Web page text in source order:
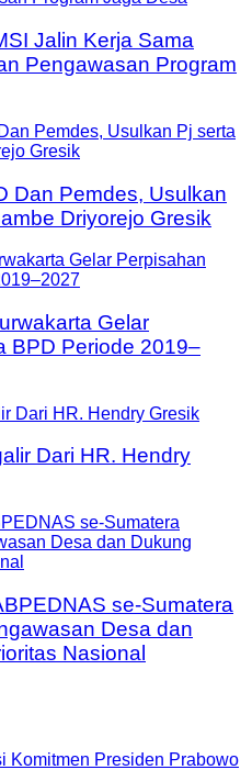
Jalin Kerja Sama
Pengawasan Program
Dan Pemdes, Usulkan
Driyorejo Gresik
Gelar
BPD Periode 2019–
Dari HR. Hendry
se-Sumatera
Desa dan
Nasional